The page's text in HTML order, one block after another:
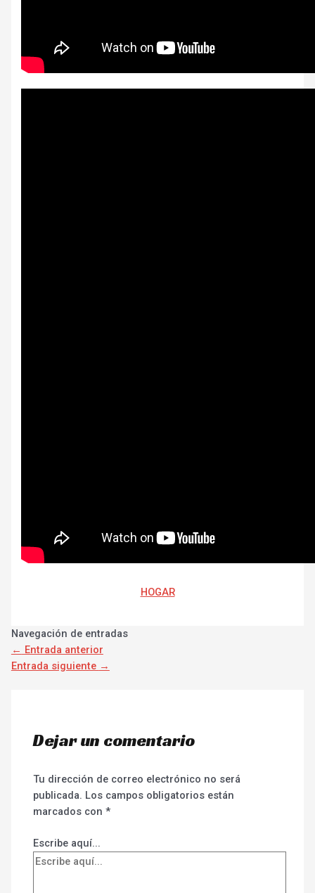
HOGAR
Navegación de entradas
← Entrada anterior
Entrada siguiente →
Dejar un comentario
Tu dirección de correo electrónico no será
publicada. Los campos obligatorios están
marcados con*
Escribe aquí...